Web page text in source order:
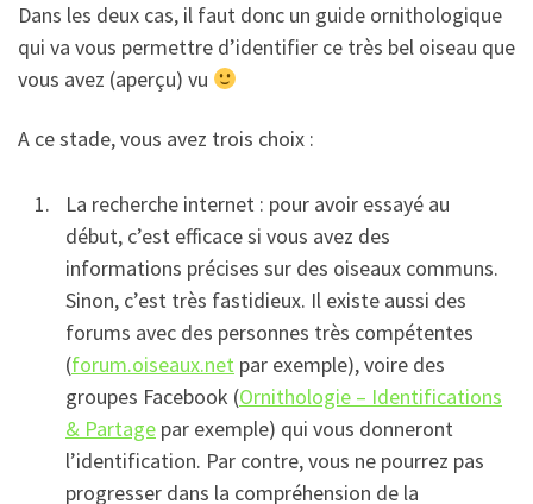
Dans les deux cas, il faut donc un guide ornithologique
qui va vous permettre d’identifier ce très bel oiseau que
vous avez (aperçu) vu
A ce stade, vous avez trois choix :
La recherche internet : pour avoir essayé au
début, c’est efficace si vous avez des
informations précises sur des oiseaux communs.
Sinon, c’est très fastidieux. Il existe aussi des
forums avec des personnes très compétentes
(forum.oiseaux.net par exemple), voire des
groupes Facebook (Ornithologie – Identifications
& Partage par exemple) qui vous donneront
l’identification. Par contre, vous ne pourrez pas
progresser dans la compréhension de la